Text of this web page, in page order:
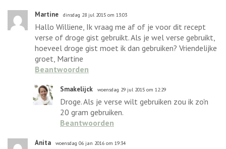
Martine dinsdag 28 jul 2015 om 13:03
Hallo Williene, Ik vraag me af of je voor dit recept
verse of droge gist gebruikt. Als je wel verse gebruikt,
hoeveel droge gist moet ik dan gebruiken? Vriendelijke
groet, Martine
Beantwoorden
Smakelijck woensdag 29 jul 2015 om 12:29
Droge. Als je verse wilt gebruiken zou ik zo'n
20 gram gebruiken.
Beantwoorden
Anita woensdag 06 jan 2016 om 19:34